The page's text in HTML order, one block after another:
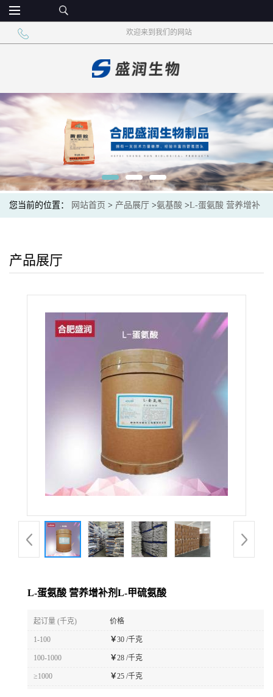
欢迎来到我们的网站
您当前的位置： 网站首页 > 产品展厅 >氨基酸 >L-蛋氨酸 营养增补
产品展厅
L-蛋氨酸 营养增补剂L-甲硫氨酸
起订量 (千克) 价格
1-100 ￥30 /千克
100-1000 ￥28 /千克
≥1000 ￥25 /千克